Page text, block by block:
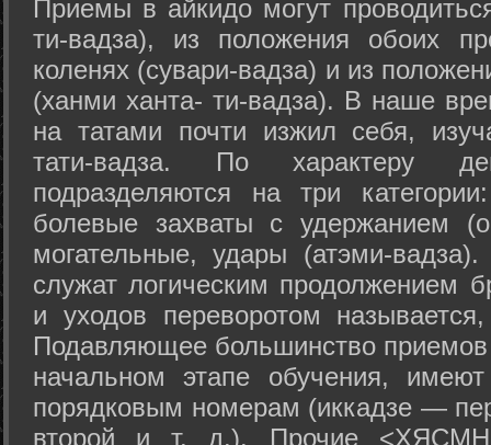
Приемы в айкидо могут
ти-вадза), из положения обоих
коленях (сувари-вадза) и из
(ханми ханта- ти-вадза). В наше
на татами почти изжил себя,
тати-вадза. По характеру
подразделяются на три
болевые захваты с удержанием
могательные, удары (атэми-
служат логическим продолжением
и уходов переворотом
Подавляющее большинство
начальном этапе обучения,
порядковым номерам (иккадзе —
второй и т. д.). Прочие